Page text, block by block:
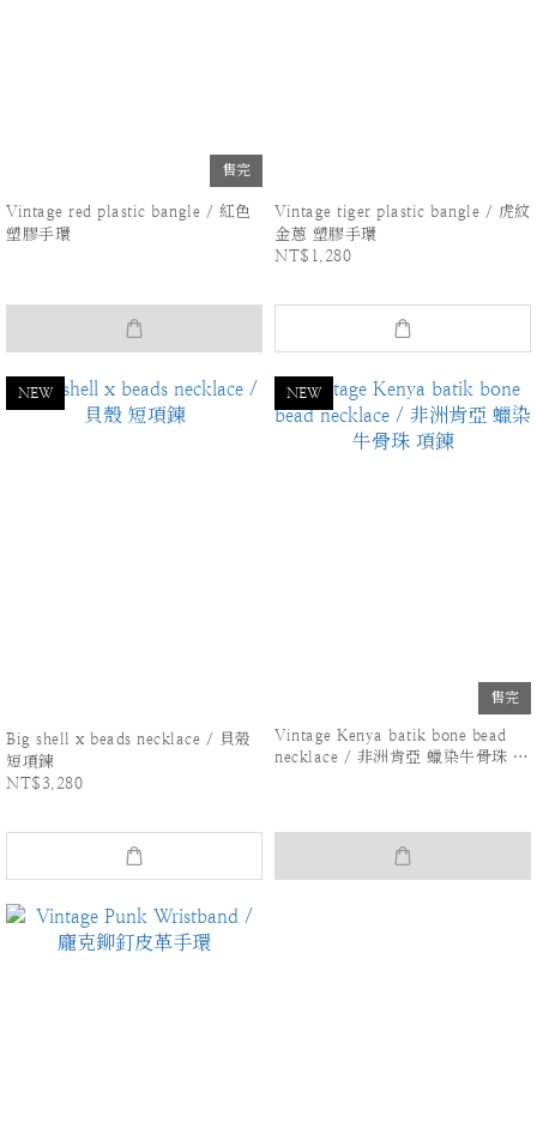
售完
Vintage red plastic bangle / 紅色
塑膠手環
Vintage tiger plastic bangle / 虎紋
金蔥 塑膠手環
NT$1,280
NEW
Big shell x beads necklace / 貝殼
短項鍊
NT$3,280
NEW
售完
Vintage Kenya batik bone bead
necklace / 非洲肯亞 蠟染牛骨珠 項